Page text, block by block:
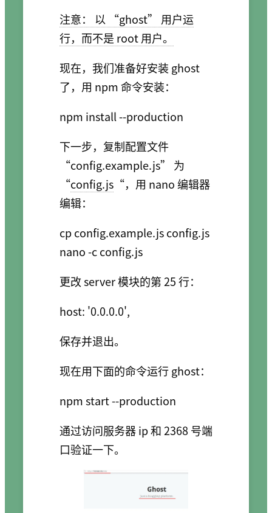
注意： 以 “ghost” 用户运
行，而不是 root 用户。
现在，我们准备好安装 ghost
了，用 npm 命令安装：
下一步，复制配置文件
“config.example.js” 为
“config.js “，用 nano 编辑器
编辑：
cp config.example.js config.js
更改 server 模块的第 25 行：
保存并退出。
现在用下面的命令运行 ghost：
通过访问服务器 ip 和 2368 号端
口验证一下。